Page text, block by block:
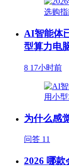
AI智能体
型算力电
8 17小时前
为什么感
问答 11
2026 哪